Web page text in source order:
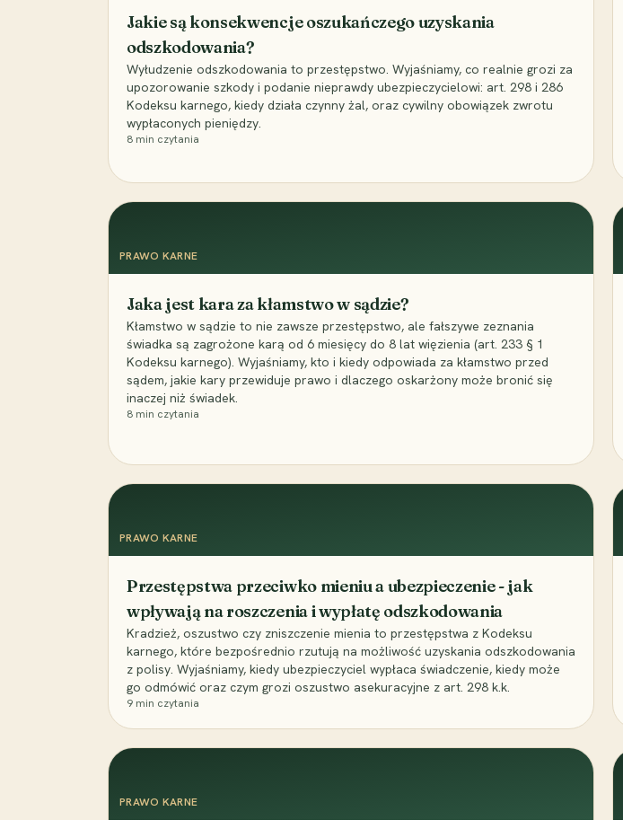
Jakie są konsekwencje oszukańczego uzyskania
odszkodowania?
Wyłudzenie odszkodowania to przestępstwo. Wyjaśniamy, co realnie grozi za
upozorowanie szkody i podanie nieprawdy ubezpieczycielowi: art. 298 i 286
Kodeksu karnego, kiedy działa czynny żal, oraz cywilny obowiązek zwrotu
wypłaconych pieniędzy.
8 min czytania
PRAWO KARNE
Jaka jest kara za kłamstwo w sądzie?
Kłamstwo w sądzie to nie zawsze przestępstwo, ale fałszywe zeznania
świadka są zagrożone karą od 6 miesięcy do 8 lat więzienia (art. 233 § 1
Kodeksu karnego). Wyjaśniamy, kto i kiedy odpowiada za kłamstwo przed
sądem, jakie kary przewiduje prawo i dlaczego oskarżony może bronić się
inaczej niż świadek.
8 min czytania
PRAWO KARNE
Przestępstwa przeciwko mieniu a ubezpieczenie - jak
wpływają na roszczenia i wypłatę odszkodowania
Kradzież, oszustwo czy zniszczenie mienia to przestępstwa z Kodeksu
karnego, które bezpośrednio rzutują na możliwość uzyskania odszkodowania
z polisy. Wyjaśniamy, kiedy ubezpieczyciel wypłaca świadczenie, kiedy może
go odmówić oraz czym grozi oszustwo asekuracyjne z art. 298 k.k.
9 min czytania
PRAWO KARNE